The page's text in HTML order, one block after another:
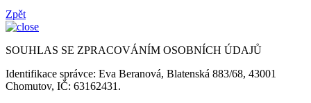
Zpět
SOUHLAS SE ZPRACOVÁNÍM OSOBNÍCH ÚDAJŮ
Identifikace správce: Eva Beranová, Blatenská 883/68, 43001
Chomutov, IČ: 63162431.